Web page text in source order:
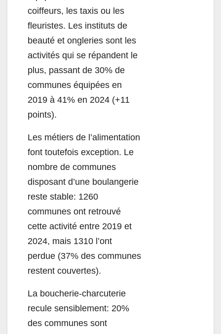
coiffeurs, les taxis ou les
fleuristes. Les instituts de
beauté et ongleries sont les
activités qui se répandent le
plus, passant de 30% de
communes équipées en
2019 à 41% en 2024 (+11
points).
Les métiers de l’alimentation
font toutefois exception. Le
nombre de communes
disposant d’une boulangerie
reste stable: 1260
communes ont retrouvé
cette activité entre 2019 et
2024, mais 1310 l’ont
perdue (37% des communes
restent couvertes).
La boucherie-charcuterie
recule sensiblement: 20%
des communes sont